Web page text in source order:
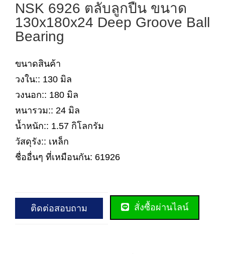
NSK 6926 ตลับลูกปืน ขนาด
130x180x24 Deep Groove Ball
Bearing
ขนาดสินค้า
วงใน:: 130 มิล
วงนอก:: 180 มิล
หนารวม:: 24 มิล
น้ำหนัก:: 1.57 กิโลกรัม
วัสดุรัง:: เหล็ก
ชื่ออื่นๆ ที่เหมือนกัน: 61926
ติดต่อสอบถาม สั่งซื้อผ่านไลน์